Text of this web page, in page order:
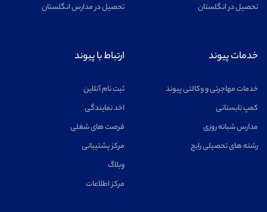
تحصیل در انگلستان
تحصیل در مدارس انگلستان
خدمات پیوند
خدمات مهاجرتی و وکالتی پیوند
کمپ تابستانی
مدارس شبانه روزی
رشته های تحصیلی رایج
ارتباط با پیوند
ثبت نام آنلاین
اخد نمایندگی
فرصت های شغلی
مرکز پشتیبانی
وبلاگ
مرکز اطلاعات